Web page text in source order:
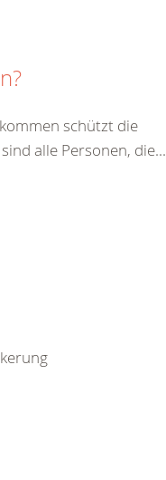
schützt die
alle Personen, die...